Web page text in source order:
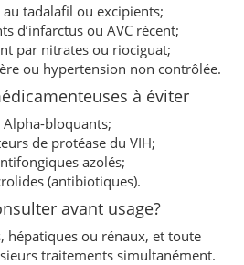
tadalafil ou excipients;
d’infarctus ou AVC récent;
par nitrates ou riociguat;
ou hypertension non contrôlée.
à éviter
Alpha-bloquants;
de protéase du VIH;
azolés;
(antibiotiques).
avant usage?
hépatiques ou rénaux, et toute
traitements simultanément.